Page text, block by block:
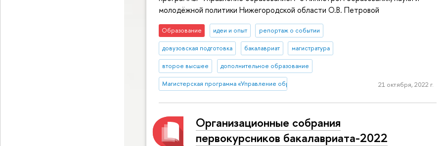
молодёжной политики Нижегородской области О.В. Петровой
Образование идеи и опыт репортаж о событии
довузовская подготовка бакалавриат магистратура
второе высшее дополнительное образование
Магистерская программа «Управление образованием» (Нижний Новгород)21 октября, 2022 г.
Организационные собрания
первокурсников бакалавриата-2022